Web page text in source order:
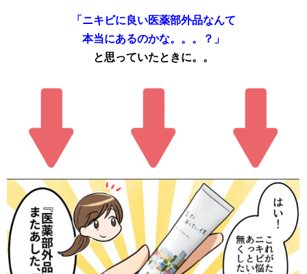
「ニキビに良い医薬部外品なんて
本当にあるのかな。。。？」
と思っていたときに。。